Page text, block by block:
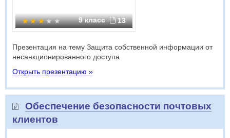
9 класс 13
Презентация на тему Защита собственной информации от
несанкционированного доступа
Открыть презентацию »
Обеспечение безопасности почтовых
клиентов